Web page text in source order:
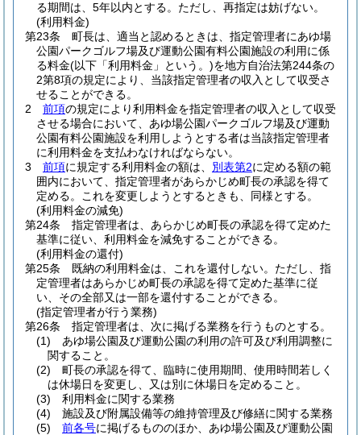
る期間は、5年以内とする。 ただし、再指定は妨げない。
(利用料金)
第23条
町長は、適当と認めるときは、指定管理者にあゆ場
公園パークゴルフ場及び運動公園有料公園施設の利用に係
る料金(以下「利用料金」という。)を地方自治法第244条の
2第8項の規定により、当該指定管理者の収入として収受さ
せることができる。
2
前項の規定により利用料金を指定管理者の収入として収受
させる場合において、あゆ場公園パークゴルフ場及び運動
公園有料公園施設を利用しようとする者は当該指定管理者
に利用料金を支払わなければならない。
3
前項に規定する利用料金の額は、 別表第2に定める額の範
囲内において、指定管理者があらかじめ町長の承認を得て
定める。
これを変更しようとするときも、同様とする。
(利用料金の減免)
第24条
指定管理者は、あらかじめ町長の承認を得て定めた
基準に従い、利用料金を減免することができる。
(利用料金の還付)
第25条
既納の利用料金は、これを還付しない。 ただし、指
定管理者はあらかじめ町長の承認を得て定めた基準に従
い、その全部又は一部を還付することができる。
(指定管理者が行う業務)
第26条
指定管理者は、次に掲げる業務を行うものとする。
(1)
あゆ場公園及び運動公園の利用の許可及び利用調整に
関すること。
(2)
町長の承認を得て、臨時に使用期間、使用時間若しく
は休場日を変更し、又は別に休場日を定めること。
(3)
利用料金に関する業務
(4)
施設及び附属設備等の維持管理及び修繕に関する業務
(5)
前各号に掲げるもののほか、あゆ場公園及び運動公園